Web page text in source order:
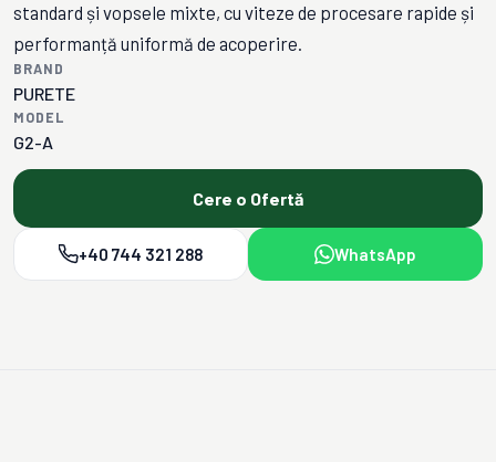
standard și vopsele mixte, cu viteze de procesare rapide și
performanță uniformă de acoperire.
BRAND
PURETE
MODEL
G2-A
Cere o Ofertă
+40 744 321 288 WhatsApp